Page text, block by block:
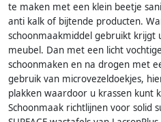
te maken met een klein beetje
anti kalk of bijtende producten.
schoonmaakmiddel gebruikt krijgt
meubel. Dan met een licht
schoonmaken en na drogen met
gebruik van microvezeldoekjes,
plakken waardoor u krassen kunt
Schoonmaak richtlijnen voor solid